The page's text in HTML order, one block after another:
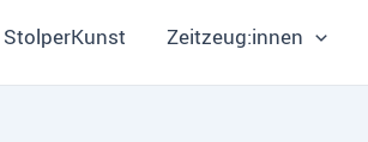
StolperKunst Zeitzeug:innen